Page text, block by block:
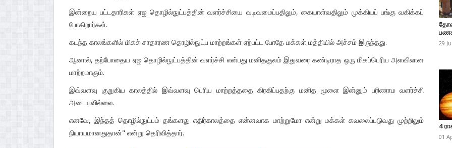
இன்றைய பட்டதாரிகள் ஏஐ தொழில்நுட்பத்தின் வளர்ச்சியை வடிவமைப்பதிலும், கையாள்வதிலும் முக்கியப் பங்கு வகிக்கப்
போகிறார்கள்.
கடந்த காலங்களில் மிகச் சாதாரண தொழில்நுட்ப மாற்றங்கள் ஏற்பட்ட போதே மக்கள் மத்தியில் அச்சம் இருந்தது.
ஆனால், தற்போதைய ஏஐ தொழில்நுட்பத்தின் வளர்ச்சி என்பது மனிதகுலம் இதுவரை கண்டிராத ஒரு மிகப்பெரிய அளவிலான
மாற்றமாகும்.
இவ்வளவு குறுகிய காலத்தில் இவ்வளவு பெரிய மாற்றத்ததை கிரகிப்பதற்கு மனித மூளை இன்னும் பரிணாம வளர்ச்சி
அடையவில்லை.
எனவே, இந்தத் தொழில்நுட்பம் தங்களது எதிர்காலத்தை என்னவாக மாற்றுமோ என்று மக்கள் கவலைப்படுவது முற்றிலும்
நியாயமானதுதான்" என்று தெரிவித்தார்.
29
4
01